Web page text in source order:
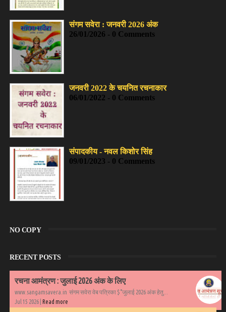
संगम सवेरा : जनवरी 2026 अंक
26/01/2026 - 0 Comments
जनवरी 2022 के चयनित रचनाकार
06/01/2022 - 0 Comments
संपादकीय - नवल किशोर सिंह
09/01/2023 - 0 Comments
NO COPY
RECENT POSTS
रचना आमंत्रण : जुलाई 2026 अंक के लिए
www.sangamsavera.in संगम सवेरा वेब पत्रिका $°जुलाई 2026 अंक हेतु...
Jul 15 2026 | Read more